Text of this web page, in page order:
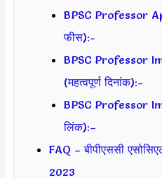
BPSC Professor
फीस):-
BPSC Professor
(महत्वपूर्ण दिनांक):-
BPSC Professor
लिंक):–
FAQ – बीपीएससी
2023